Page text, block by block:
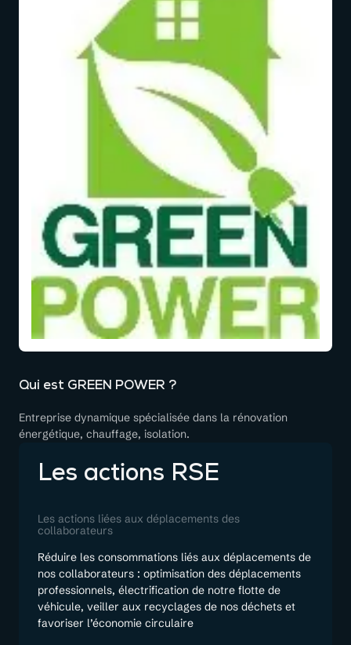
Les actions RSE
Les actions liées aux déplacements des
collaborateurs
Réduire les consommations liés aux déplacements de
nos collaborateurs : optimisation des déplacements
professionnels, électrification de notre flotte de
véhicule, veiller aux recyclages de nos déchets et
favoriser l’économie circulaire
Qui est GREEN POWER ?
Entreprise dynamique spécialisée dans la rénovation
énergétique, chauffage, isolation.